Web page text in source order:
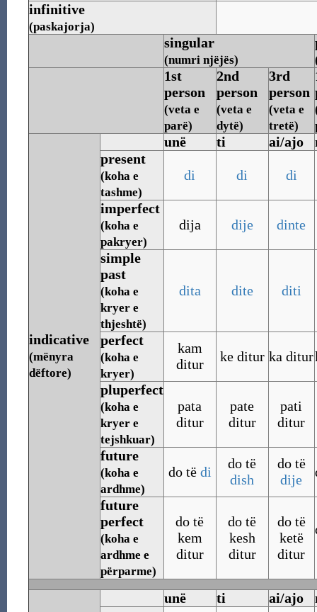
infinitive
(paskajorja)
singular
(numri njëjës)
1st
person
(veta e
parë)
2nd
person
(veta e
dytë)
3rd
person
(veta e
tretë)
indicative
(mënyra
dëftore)
unë ti ai/ajo
present
(koha e
tashme)
di di di
imperfect
(koha e
pakryer)
dija dije dinte
simple
past
(koha e
kryer e
thjeshtë)
dita dite diti
perfect
(koha e
kryer)
kam
ditur
ke ditur ka ditur
pluperfect
(koha e
kryer e
tejshkuar)
pata
ditur
pate
ditur
pati
ditur
future
(koha e
ardhme)
do të di
do të
dish
do të
dije
future
perfect
(koha e
ardhme e
përparme)
do të
kem
ditur
do të
kesh
ditur
do të
ketë
ditur
unë ti ai/ajo